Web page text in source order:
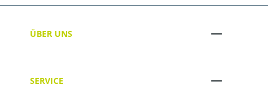
ÜBER UNS
SERVICE